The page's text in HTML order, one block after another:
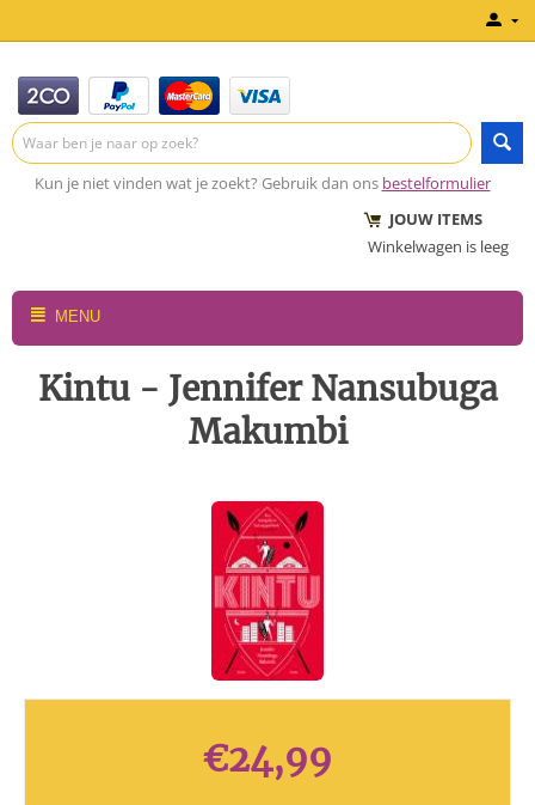
Kun je niet vinden wat je zoekt? Gebruik dan ons bestelformulier
JOUW ITEMS
Winkelwagen is leeg
MENU
Kintu - Jennifer Nansubuga
Makumbi
€24,99